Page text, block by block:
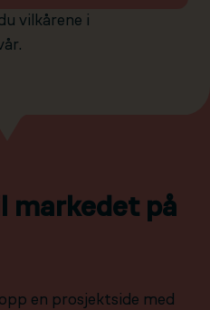
vilkårene i
markedet på
en prosjektside med